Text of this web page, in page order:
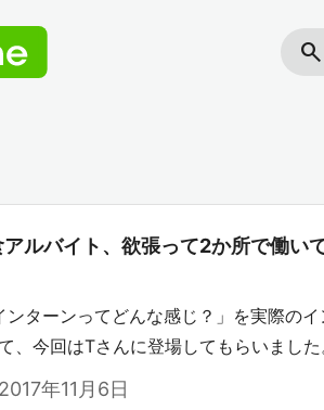
search
ルバイト、欲張って2か所で働い
ンターンってどんな感じ？」を実際の
、今回はTさんに登場してもらいまし
2017年11月6日